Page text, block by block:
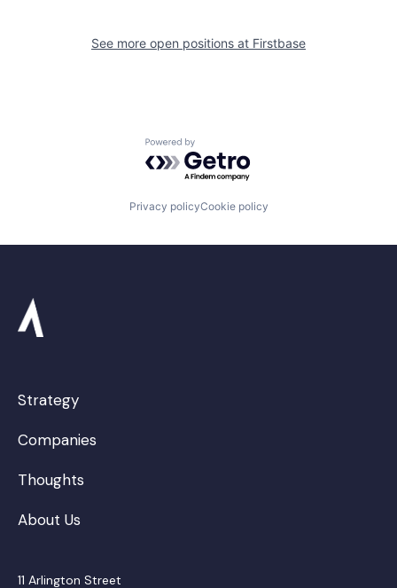
See more open positions at Firstbase
Powered by Getro.com
Privacy policyCookie policy
Strategy
Companies
Thoughts
About Us
11 Arlington Street